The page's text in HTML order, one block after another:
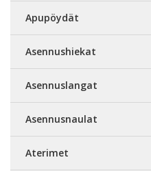
Apupöydät
Asennushiekat
Asennuslangat
Asennusnaulat
Aterimet